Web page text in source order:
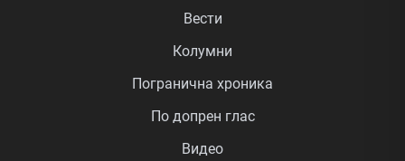
Вести
Колумни
Погранична хроника
По допрен глас
Видео